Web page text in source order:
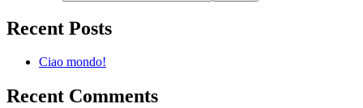
Recent Posts
Ciao mondo!
Recent Comments